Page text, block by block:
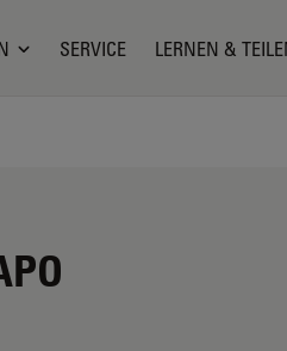
SERVICE LERNEN &